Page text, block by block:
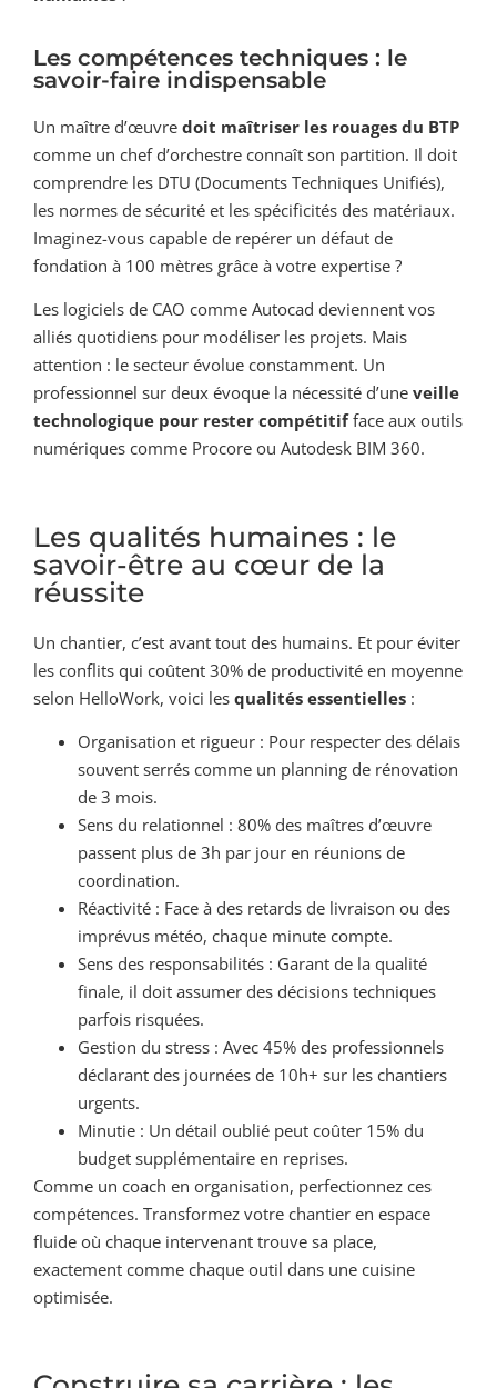
Les compétences techniques : le
savoir-faire indispensable
Un maître d’œuvre doit maîtriser les rouages du BTP
comme un chef d’orchestre connaît son partition. Il doit
comprendre les DTU (Documents Techniques Unifiés),
les normes de sécurité et les spécificités des matériaux.
Imaginez-vous capable de repérer un défaut de
fondation à 100 mètres grâce à votre expertise ?
Les logiciels de CAO comme Autocad deviennent vos
alliés quotidiens pour modéliser les projets. Mais
attention : le secteur évolue constamment. Un
professionnel sur deux évoque la nécessité d’une veille
technologique pour rester compétitifface aux outils
numériques comme Procore ou Autodesk BIM 360.
Les qualités humaines : le
savoir-être au cœur de la
réussite
Un chantier, c’est avant tout des humains. Et pour éviter
les conflits qui coûtent 30% de productivité en moyenne
selon HelloWork, voici les qualités essentielles :
Organisation et rigueur : Pour respecter des délais
souvent serrés comme un planning de rénovation
de 3 mois.
Sens du relationnel : 80% des maîtres d’œuvre
passent plus de 3h par jour en réunions de
coordination.
Réactivité : Face à des retards de livraison ou des
imprévus météo, chaque minute compte.
Sens des responsabilités : Garant de la qualité
finale, il doit assumer des décisions techniques
parfois risquées.
Gestion du stress : Avec 45% des professionnels
déclarant des journées de 10h+ sur les chantiers
urgents.
Minutie : Un détail oublié peut coûter 15% du
budget supplémentaire en reprises.
Comme un coach en organisation, perfectionnez ces
compétences. Transformez votre chantier en espace
fluide où chaque intervenant trouve sa place,
exactement comme chaque outil dans une cuisine
optimisée.